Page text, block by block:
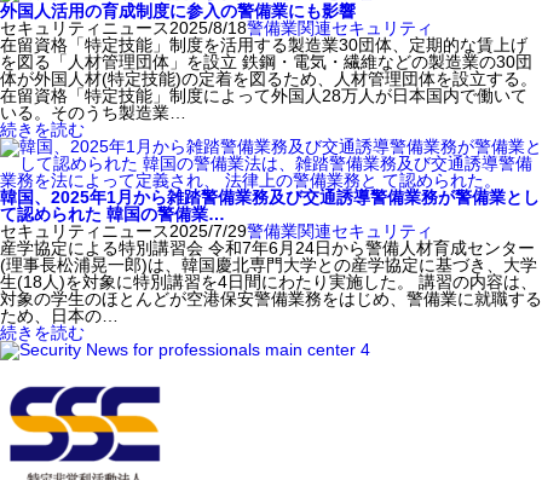
外国人活用の育成制度に参入の警備業にも影響
セキュリティニュース2025/8/18警備業関連セキュリティ
在留資格「特定技能」制度を活用する製造業30団体、定期的な賃上げ
を図る「人材管理団体」を設立 鉄鋼・電気・繊維などの製造業の30団
体が外国人材(特定技能)の定着を図るため、人材管理団体を設立する。
在留資格「特定技能」制度によって外国人28万人が日本国内で働いて
いる。そのうち製造業…
続きを読む
韓国、2025年1月から雑踏警備業務及び交通誘導警備業務が警備業とし
て認められた 韓国の警備業…
セキュリティニュース2025/7/29警備業関連セキュリティ
産学協定による特別講習会 令和7年6月24日から警備人材育成センター
(理事長松浦晃一郎)は、韓国慶北専門大学との産学協定に基づき、大学
生(18人)を対象に特別講習を4日間にわたり実施した。 講習の内容は、
対象の学生のほとんどが空港保安警備業務をはじめ、警備業に就職する
ため、日本の…
続きを読む